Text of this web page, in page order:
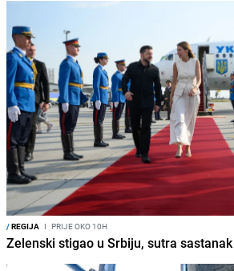
/REGIJA I PRIJE OKO 10H
Zelenski stigao u Srbiju, sutra